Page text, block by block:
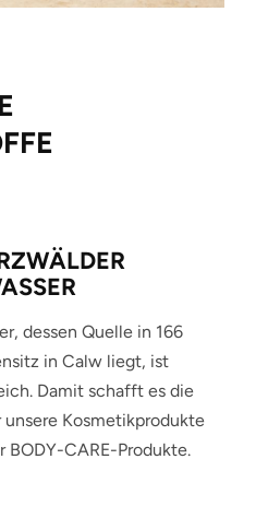
dessen Quelle in 166
in Calw liegt, ist
Damit schafft es die
Kosmetikprodukte
BODY-CARE-Produkte.